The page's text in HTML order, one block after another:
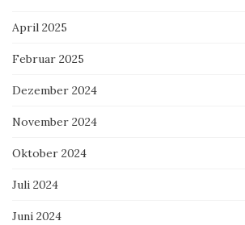
April 2025
Februar 2025
Dezember 2024
November 2024
Oktober 2024
Juli 2024
Juni 2024